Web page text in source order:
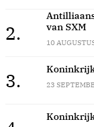
2.
van SXM
10
3. 23